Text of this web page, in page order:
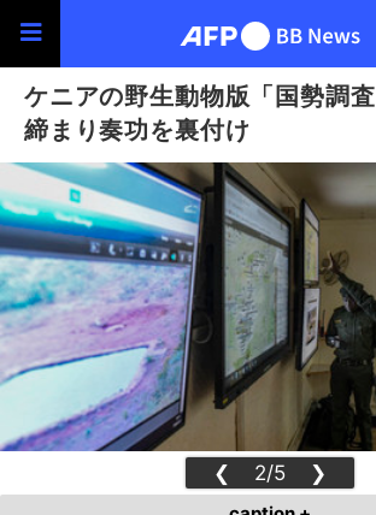
ケニアの野生動物版「国勢調
締まり奏功を裏付け
❮ 2/5 ❯